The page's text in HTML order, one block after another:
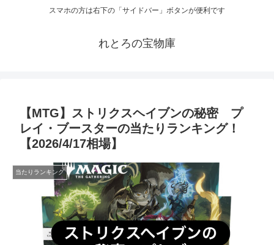
スマホの方は右下の「サイドバー」ボタンが便利です
れとろの宝物庫
【MTG】ストリクスヘイブンの秘密 プ
レイ・ブースターの当たりランキング！
【2026/4/17相場】
当たりランキング